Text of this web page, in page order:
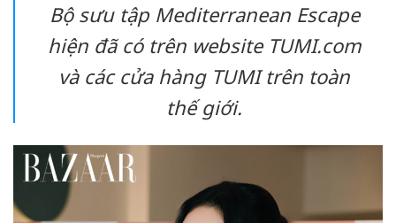
Bộ sưu tập Mediterranean Escape
hiện đã có trên website TUMI.com
và các cửa hàng TUMI trên toàn
thế giới.